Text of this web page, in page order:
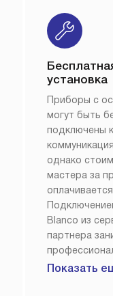
установка
Приборы с
могут быть
подключены
однако
мастера за
Blanco из
партнера
Наш сервис
Показать